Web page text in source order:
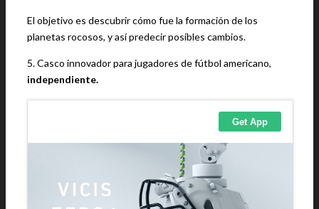
El objetivo es descubrir cómo fue la formación de los
planetas rocosos, y así predecir posibles cambios.
5. Casco innovador para jugadores de fútbol americano,
independiente.